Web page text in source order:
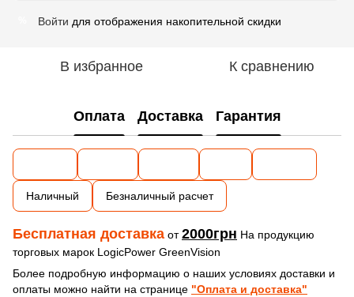
Войти для отображения накопительной скидки
В избранное К сравнению
Оплата Доставка Гарантия
Наличный Безналичный расчет
Бесплатная доставка от2000грн На продукцию
торговых марок LogicPower GreenVision
Более подробную информацию о наших условиях доставки и
оплаты можно найти на странице "Оплата и доставка"